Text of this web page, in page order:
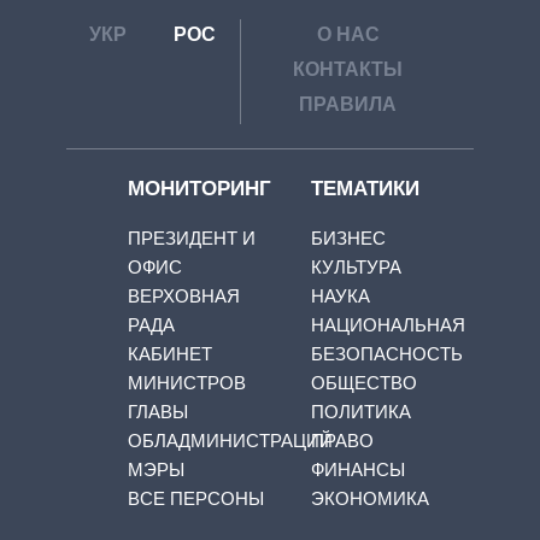
УКР РОС
О НАС
КОНТАКТЫ
ПРАВИЛА
МОНИТОРИНГ
ПРЕЗИДЕНТ И
ОФИС
ВЕРХОВНАЯ
РАДА
КАБИНЕТ
МИНИСТРОВ
ГЛАВЫ
ОБЛАДМИНИСТРАЦИЙ
МЭРЫ
ВСЕ ПЕРСОНЫ
ТЕМАТИКИ
БИЗНЕС
КУЛЬТУРА
НАУКА
НАЦИОНАЛЬНАЯ
БЕЗОПАСНОСТЬ
ОБЩЕСТВО
ПОЛИТИКА
ПРАВО
ФИНАНСЫ
ЭКОНОМИКА